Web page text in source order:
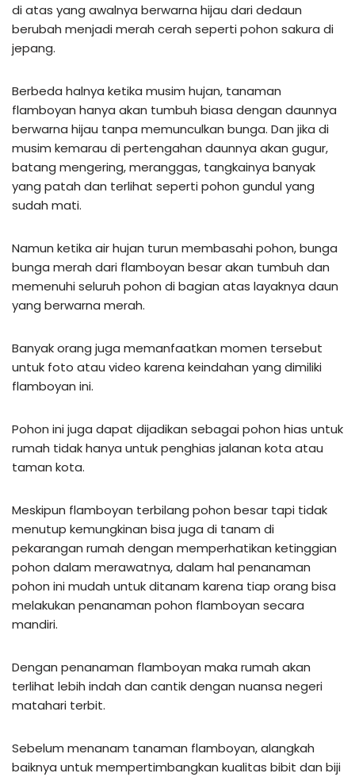
di atas yang awalnya berwarna hijau dari dedaun
berubah menjadi merah cerah seperti pohon sakura di
jepang.
Berbeda halnya ketika musim hujan, tanaman
flamboyan hanya akan tumbuh biasa dengan daunnya
berwarna hijau tanpa memunculkan bunga. Dan jika di
musim kemarau di pertengahan daunnya akan gugur,
batang mengering, meranggas, tangkainya banyak
yang patah dan terlihat seperti pohon gundul yang
sudah mati.
Namun ketika air hujan turun membasahi pohon, bunga
bunga merah dari flamboyan besar akan tumbuh dan
memenuhi seluruh pohon di bagian atas layaknya daun
yang berwarna merah.
Banyak orang juga memanfaatkan momen tersebut
untuk foto atau video karena keindahan yang dimiliki
flamboyan ini.
Pohon ini juga dapat dijadikan sebagai pohon hias untuk
rumah tidak hanya untuk penghias jalanan kota atau
taman kota.
Meskipun flamboyan terbilang pohon besar tapi tidak
menutup kemungkinan bisa juga di tanam di
pekarangan rumah dengan memperhatikan ketinggian
pohon dalam merawatnya, dalam hal penanaman
pohon ini mudah untuk ditanam karena tiap orang bisa
melakukan penanaman pohon flamboyan secara
mandiri.
Dengan penanaman flamboyan maka rumah akan
terlihat lebih indah dan cantik dengan nuansa negeri
matahari terbit.
Sebelum menanam tanaman flamboyan, alangkah
baiknya untuk mempertimbangkan kualitas bibit dan biji